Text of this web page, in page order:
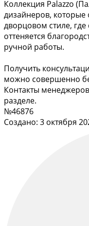
Коллекция Palazzo
дизайнеров,
дворцовом стиле,
оттеняется
ручной работы.
Получить
можно совершенно
Контакты
разделе.
№46876
Создано: 3 октября